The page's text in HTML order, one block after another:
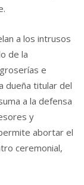
a los intrusos
de la
e
dueña titular del
a la defensa
y
abortar el
ceremonial,